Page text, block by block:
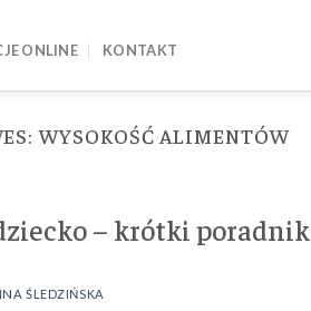
ONLINE KONTAKT
WYSOKOŚĆ ALIMENTÓW
– krótki poradnik
ŚLEDZIŃSKA